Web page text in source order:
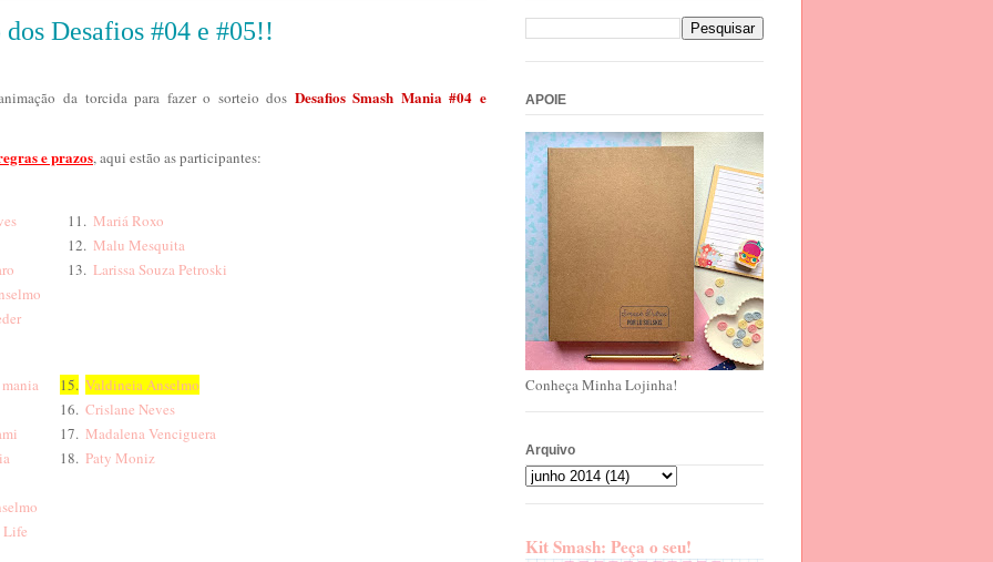
Desafios #04 e #05!!
da torcida para fazer o sorteio dos Desafios Smash Mania #04 e
e prazos, aqui estão as participantes:
11. Mariá Roxo
12. Malu Mesquita
13. Larissa Souza Petroski
15. Valdineia Anselmo
16. Crislane Neves
17. Madalena Venciguera
18. Paty Moniz
Life
APOIE
Conheça Minha Lojinha!
Arquivo
Kit Smash: Peça o seu!